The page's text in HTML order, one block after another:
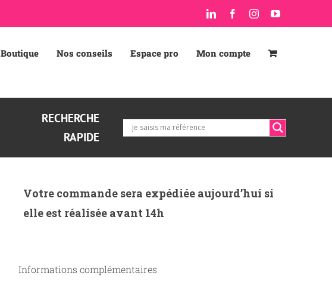
LinkedInFacebookInstagramYouTube
Boutique Nos conseils Espace pro Mon compte
RECHERCHE
RAPIDE
Votre commande sera expédiée aujourd’hui si
elle est réalisée avant 14h
Informations complémentaires